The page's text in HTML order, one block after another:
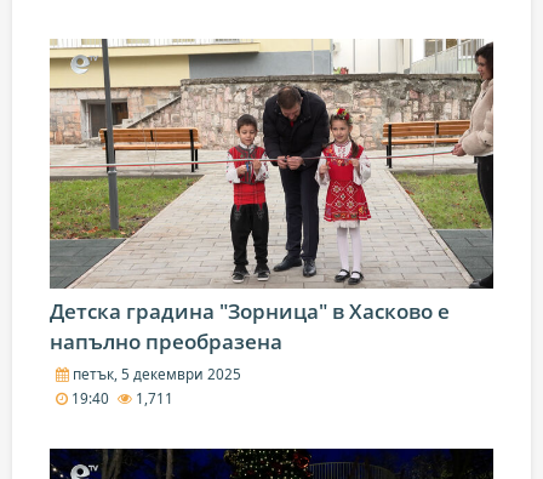
Детска градина "Зорница" в Хасково е
напълно преобразена
петък, 5 декември 2025
19:40
1,711